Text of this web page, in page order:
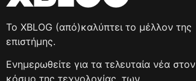
Το XBLOG (από)καλύπτει το μέλλον της
επιστήμης.
Ενημερωθείτε για τα τελευταία νέα στον